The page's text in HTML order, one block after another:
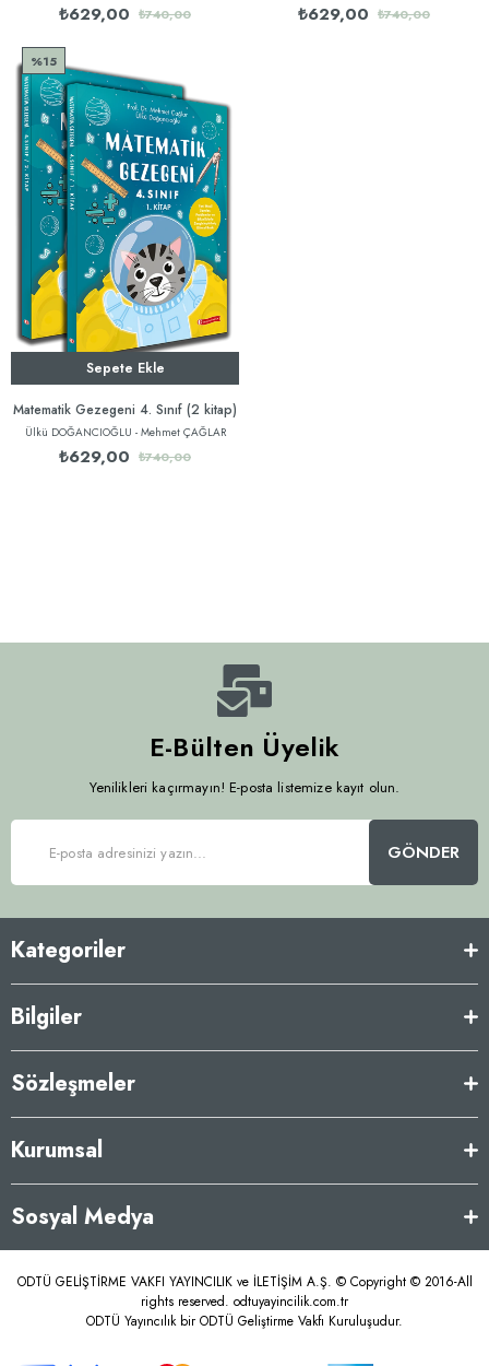
₺629,00 ₺740,00 ₺629,00 ₺740,00
Sepete Ekle
Matematik Gezegeni 4. Sınıf (2 kitap)
Ülkü DOĞANCIOĞLU - Mehmet ÇAĞLAR
₺629,00 ₺740,00
%15
E-Bülten Üyelik
Yenilikleri kaçırmayın! E-posta listemize kayıt olun.
GÖNDER
Kategoriler
Bilgiler
Sözleşmeler
Kurumsal
Sosyal Medya
ODTÜ GELİŞTİRME VAKFI YAYINCILIK ve İLETİŞİM A.Ş. © Copyright © 2016-All
rights reserved. odtuyayincilik.com.tr
ODTÜ Yayıncılık bir ODTÜ Geliştirme Vakfı Kuruluşudur.